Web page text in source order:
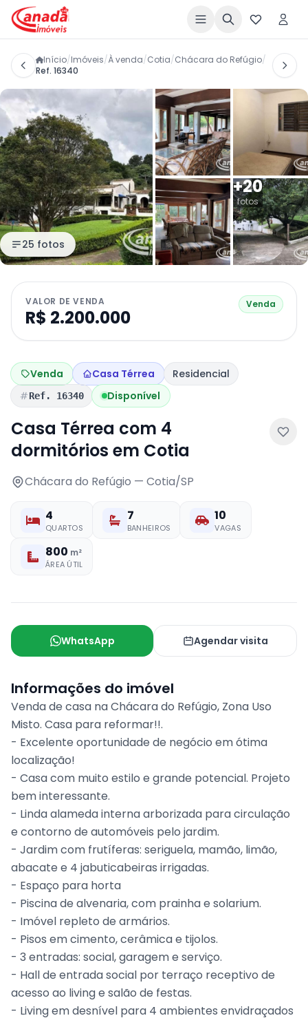
Início/Imóveis/À venda/Cotia/Chácara do Refúgio/
Ref. 16340
+20
fotos
25 fotos
VALOR DE VENDA
R$ 2.200.000
Venda
Venda Casa Térrea Residencial
Ref. 16340 Disponível
Casa Térrea com 4
dormitórios em Cotia
Chácara do Refúgio — Cotia/SP
4
QUARTOS
7
BANHEIROS
10
VAGAS
800 m²
ÁREA ÚTIL
WhatsApp Agendar visita
Informações do imóvel
Venda de casa na Chácara do Refúgio, Zona Uso
Misto. Casa para reformar!!.
- Excelente oportunidade de negócio em ótima
localização!
- Casa com muito estilo e grande potencial. Projeto
bem interessante.
- Linda alameda interna arborizada para circulação
e contorno de automóveis pelo jardim.
- Jardim com frutíferas: seriguela, mamão, limão,
abacate e 4 jabuticabeiras irrigadas.
- Espaço para horta
- Piscina de alvenaria, com prainha e solarium.
- Imóvel repleto de armários.
- Pisos em cimento, cerâmica e tijolos.
- 3 entradas: social, garagem e serviço.
- Hall de entrada social por terraço receptivo de
acesso ao living e salão de festas.
- Living em desnível para 4 ambientes envidraçados